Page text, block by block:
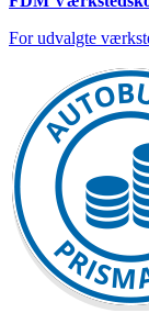
For udvalgte